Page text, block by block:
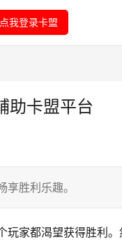
点我登录卡盟
助卡盟平台
胜利乐趣。
家都渴望获得胜利